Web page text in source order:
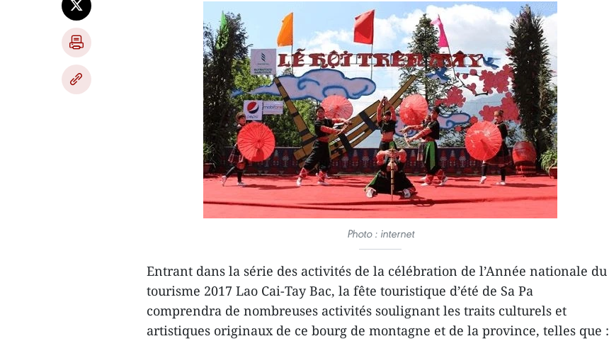
Photo : internet
Entrant dans la série des activités de la célébration de l’Année nationale du
tourisme 2017 Lao Cai-Tay Bac, la fête touristique d’été de Sa Pa
comprendra de nombreuses activités soulignant les traits culturels et
artistiques originaux de ce bourg de montagne et de la province, telles que :